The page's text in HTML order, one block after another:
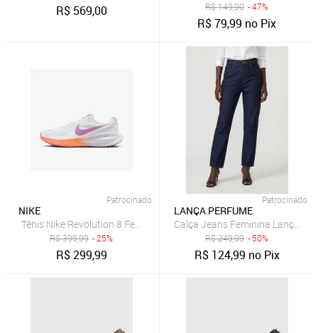
R$ 569,00 R$149,90 - 47%
R$79,99 no Pix
Patrocinado
NIKE
Tênis Nike Revolution 8 Feminino
R$399,99 - 25%
R$299,99
Patrocinado
LANÇA PERFUME
Calça Jeans Feminina Lança
R$249,99 - 50%
R$ 124,99 no Pix